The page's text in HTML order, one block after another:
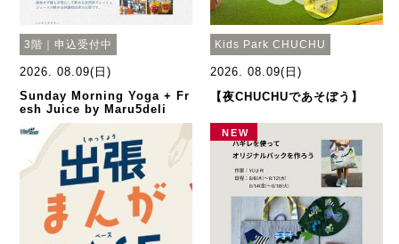
3階｜申込受付中
2026. 08.09(日)
Sunday Morning Yoga + Fr
esh Juice by Maru5deli
Kids Park CHUCHU
2026. 08.09(日)
【夜CHUCHUであそぼう】
NEW